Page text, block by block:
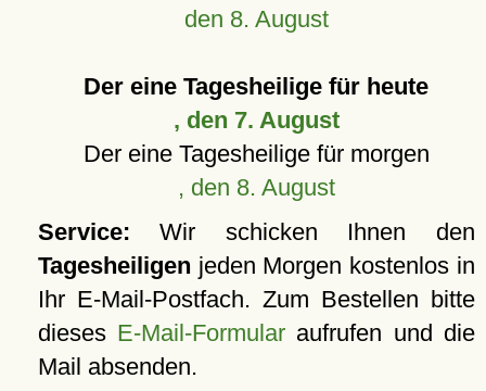
den 8. August
Der eine Tagesheilige für heute
, den 7. August
Der eine Tagesheilige für morgen
, den 8. August
Service: Wir schicken Ihnen den
Tagesheiligen jeden Morgen kostenlos in
Ihr E-Mail-Postfach. Zum Bestellen bitte
dieses E-Mail-Formular aufrufen und die
Mail absenden.